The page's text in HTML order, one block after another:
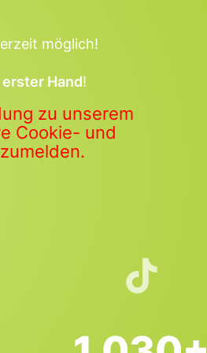
möglich!
Hand!
zu unserem
Cookie- und